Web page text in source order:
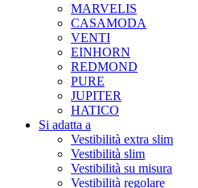
MARVELIS
CASAMODA
VENTI
EINHORN
REDMOND
PURE
JUPITER
HATICO
Si adatta a
Vestibilità extra slim
Vestibilità slim
Vestibilità su misura
Vestibilità regolare